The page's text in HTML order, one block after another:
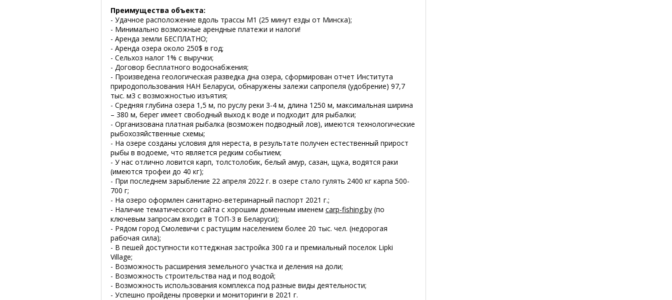
Преимущества объекта:
- Удачное расположение вдоль трассы М1 (25 минут езды от Минска);
- Минимально возможные арендные платежи и налоги!
- Аренда земли БЕСПЛАТНО;
- Аренда озера около 250$ в год;
- Сельхоз налог 1% с выручки;
- Договор бесплатного водоснабжения;
- Произведена геологическая разведка дна озера, сформирован отчет Института
природопользования НАН Беларуси, обнаружены залежи сапропеля (удобрение) 97,7
тыс. м3 с возможностью изъятия;
- Средняя глубина озера 1,5 м, по руслу реки 3-4 м, длина 1250 м, максимальная ширина
– 380 м, берег имеет свободный выход к воде и подходит для рыбалки;
- Организована платная рыбалка (возможен подводный лов), имеются технологические
рыбохозяйственные схемы;
- На озере созданы условия для нереста, в результате получен естественный прирост
рыбы в водоеме, что является редким событием;
- У нас отлично ловится карп, толстолобик, белый амур, сазан, щука, водятся раки
(имеются трофеи до 40 кг);
- При последнем зарыбление 22 апреля 2022 г. в озере стало гулять 2400 кг карпа 500-
700 г;
- На озеро оформлен санитарно-ветеринарный паспорт 2021 г.;
- Наличие тематического сайта с хорошим доменным именем carp-fishing.by (по
ключевым запросам входит в ТОП-3 в Беларуси);
- Рядом город Смолевичи с растущим населением более 20 тыс. чел. (недорогая
рабочая сила);
- В пешей доступности коттеджная застройка 300 га и премиальный поселок Lipki
Village;
- Возможность расширения земельного участка и деления на доли;
- Возможность строительства над и под водой;
- Возможность использования комплекса под разные виды деятельности;
- Успешно пройдены проверки и мониторинги в 2021 г.